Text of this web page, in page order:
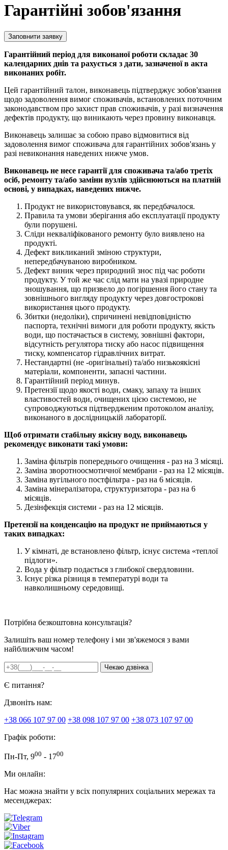
Гарантійні зобов'язання
Заповнити заявку
Гарантійний період для виконаної роботи складає 30
календарних днів та рахується з дати, зазначеної в акта
виконаних робіт.
Цей гарантійний талон, виконавець підтверджує зобов'язання
щодо задоволення вимог споживачів, встановлених поточним
законодавством про захист прав споживачів, у разі визначення
дефектів продукту, що виникають через провину виконавця.
Виконавець залишає за собою право відмовитися від
задоволення вимог споживача для гарантійних зобов'язань у
разі невиконання наведених нижче умов.
Виконавець не несе гарантії для споживача та/або третіх
осіб, ремонту та/або заміни вузлів здійснюються на платній
основі, у випадках, наведених нижче.
Продукт не використовувався, як передбачалося.
Правила та умови зберігання або експлуатації продукту
були порушені.
Сліди некваліфікованого ремонту було виявлено на
продукті.
Дефект викликаний зміною структури,
непередбачуваною виробником.
Дефект виник через природний знос під час роботи
продукту. У той же час слід мати на увазі природне
зношування, що призвело до погіршення його стану та
зовнішнього вигляду продукту через довгострокові
використання цього продукту.
Збитки (недоліки), спричинені невідповідністю
паспорта, технічні вимоги для роботи продукту, якість
води, що постачається в систему, зовнішні фактори,
відсутність регулятора тиску або насос підвищення
тиску, компенсатор гідравлічних витрат.
Нестандартні (не -оригінальні) та/або низькоякісні
матеріали, компоненти, запасні частини.
Гарантійний період минув.
Претензії щодо якості води, смаку, запаху та інших
властивостей води, очищених цією системою, не
супроводжуються підтвердженим протоколом аналізу,
виконаного в дослідницькій лабораторії.
Щоб отримати стабільну якісну воду, виконавець
рекомендує виконати такі умови:
Заміна фільтрів попереднього очищення - раз на 3 місяці.
Заміна зворотноосмотичної мембрани - раз на 12 місяців.
Заміна вугільного постфільтра - раз на 6 місяців.
Заміна мінералізатора, структуризатора - раз на 6
місяців.
Дезінфекція системи - раз на 12 місяців.
Претензії на конденсацію на продукт не приймаються у
таких випадках:
У кімнаті, де встановлено фільтр, існує система «теплої
підлоги».
Вода у фільтр подається з глибокої свердловини.
Існує різка різниця в температурі води та
навколишньому середовищі.
Потрібна безкоштовна консультація?
Залишіть ваш номер телефону і ми зв'яжемося з вами
найближчим часом!
Є питання?
Дзвоніть нам:
+38 066 107 97 00 +38 098 107 97 00 +38 073 107 97 00
Графік роботи:
Пн-Пт, 900 - 1700
Ми онлайн:
Нас можна знайти у всіх популярних соціальних мережах та
месенджерах: